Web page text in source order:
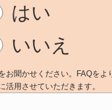
はい
いいえ
お聞かせください。FAQをよ
活用させていただきます。